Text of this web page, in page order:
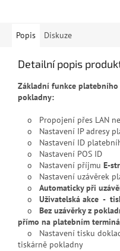
Popis Diskuze
Detailní popis
Základní funkce
pokladny:
o Propojení přes LAN
o Nastavení IP adresy
o Nastavení ID
o Nastavení POS ID
o Nastavení příjmu E-
o Nastavení uzávěrek
o Automaticky při
o Uživatelská akce -
o Bez uzávěrky z
přímo na platebním
o Nastavení tisku
tiskárně pokladny